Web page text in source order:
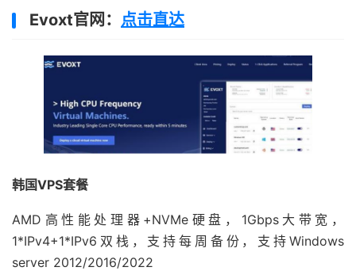
Evoxt官网： 点击直达
韩国VPS套餐
AMD高性能处理器+NVMe硬盘，1Gbps大带宽，
1*IPv4+1*IPv6双栈，支持每周备份，支持Windows
server 2012/2016/2022